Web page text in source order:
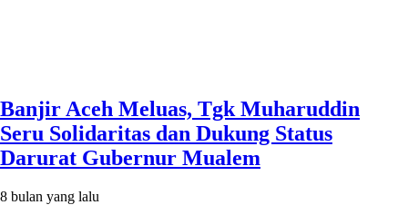
Banjir Aceh Meluas, Tgk Muharuddin
Seru Solidaritas dan Dukung Status
Darurat Gubernur Mualem
8 bulan yang lalu